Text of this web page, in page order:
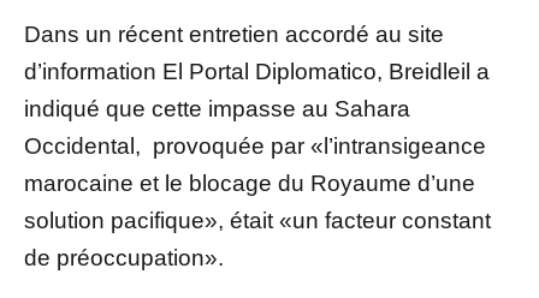
Dans un récent entretien accordé au site
d’information El Portal Diplomatico, Breidleil a
indiqué que cette impasse au Sahara
Occidental, provoquée par «l’intransigeance
marocaine et le blocage du Royaume d’une
solution pacifique», était «un facteur constant
de préoccupation».